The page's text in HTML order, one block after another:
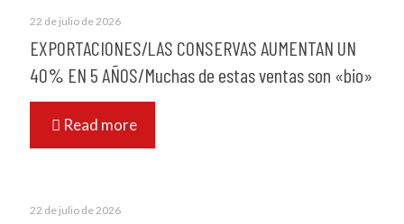
22 de julio de 2026
EXPORTACIONES/LAS CONSERVAS AUMENTAN UN
40% EN 5 AÑOS/Muchas de estas ventas son «bio»
Read more
22 de julio de 2026